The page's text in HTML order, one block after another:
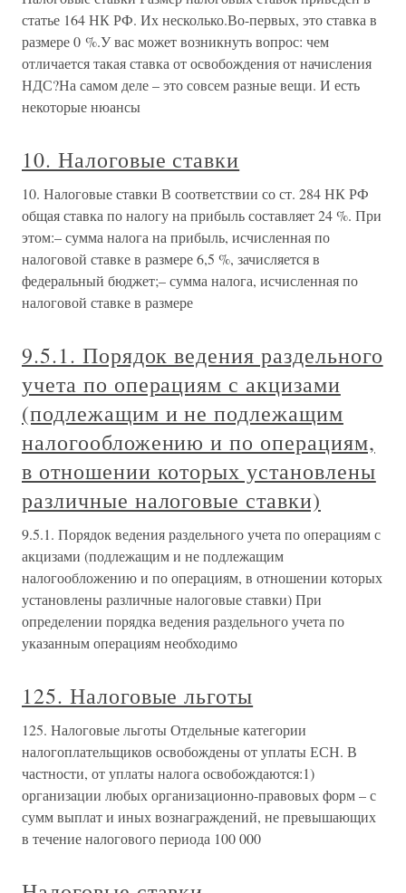
статье 164 НК РФ. Их несколько.Во-первых, это ставка в
размере 0 %.У вас может возникнуть вопрос: чем
отличается такая ставка от освобождения от начисления
НДС?На самом деле – это совсем разные вещи. И есть
некоторые нюансы
10. Налоговые ставки
10. Налоговые ставки В соответствии со ст. 284 НК РФ
общая ставка по налогу на прибыль составляет 24 %. При
этом:– сумма налога на прибыль, исчисленная по
налоговой ставке в размере 6,5 %, зачисляется в
федеральный бюджет;– сумма налога, исчисленная по
налоговой ставке в размере
9.5.1. Порядок ведения раздельного
учета по операциям с акцизами
(подлежащим и не подлежащим
налогообложению и по операциям,
в отношении которых установлены
различные налоговые ставки)
9.5.1. Порядок ведения раздельного учета по операциям с
акцизами (подлежащим и не подлежащим
налогообложению и по операциям, в отношении которых
установлены различные налоговые ставки) При
определении порядка ведения раздельного учета по
указанным операциям необходимо
125. Налоговые льготы
125. Налоговые льготы Отдельные категории
налогоплательщиков освобождены от уплаты ЕСН. В
частности, от уплаты налога освобождаются:1)
организации любых организационно-правовых форм – с
сумм выплат и иных вознаграждений, не превышающих
в течение налогового периода 100 000